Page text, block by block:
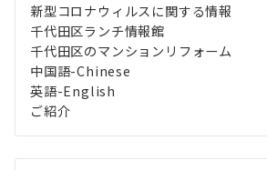
新型コロナウィルスに関する情報
千代田区ランチ情報館
千代田区のマンションリフォーム
中国語-Chinese
英語-English
ご紹介